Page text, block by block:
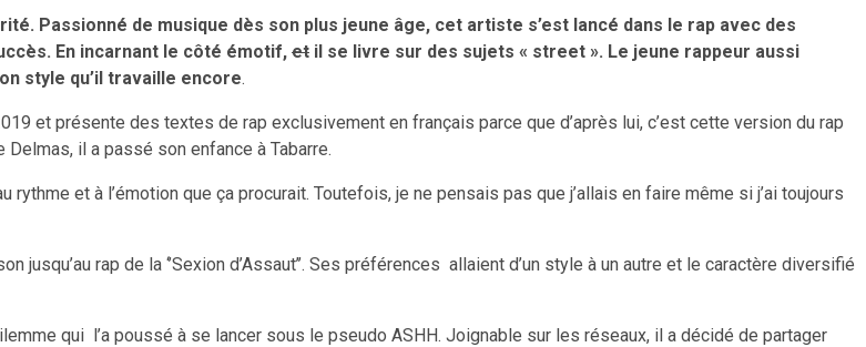
Passionné de musique dès son plus jeune âge, cet artiste s’est lancé dans le rap avec des
En incarnant le côté émotif, et il se livre sur des sujets « street ». Le jeune rappeur aussi
style qu’il travaille encore.
et présente des textes de rap exclusivement en français parce que d’après lui, c’est cette version du rap
Delmas, il a passé son enfance à Tabarre.
et à l’émotion que ça procurait. Toutefois, je ne pensais pas que j’allais en faire même si j’ai toujours
rap de la ‘’Sexion d’Assaut’’. Ses préférences allaient d’un style à un autre et le caractère diversifié
qui l’a poussé à se lancer sous le pseudo ASHH. Joignable sur les réseaux, il a décidé de partager